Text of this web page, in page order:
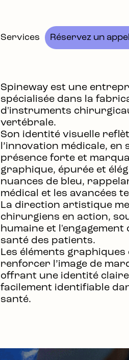
Services Réservez un
Spineway est une
spécialisée dans la
d'instruments
vertébrale.
Son identité visuelle
l’innovation médicale,
présence forte et
graphique, épurée et
nuances de bleu,
médical et les avancées
La direction artistique
chirurgiens en action,
humaine et l'engagement
santé des patients.
Les éléments
renforcer l’image de
offrant une identité
facilement identifiable
santé.